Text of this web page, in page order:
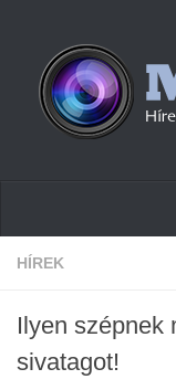
Hírek
Cikkek
Szoftver
HÍREK
Ilyen szépnek
sivatagot!